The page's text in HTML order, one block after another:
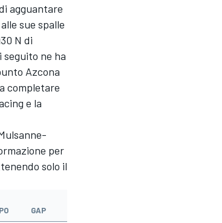
agguantare
sue spalle
N di
seguito ne ha
Azcona
completare
e la
per
solo il
GAP